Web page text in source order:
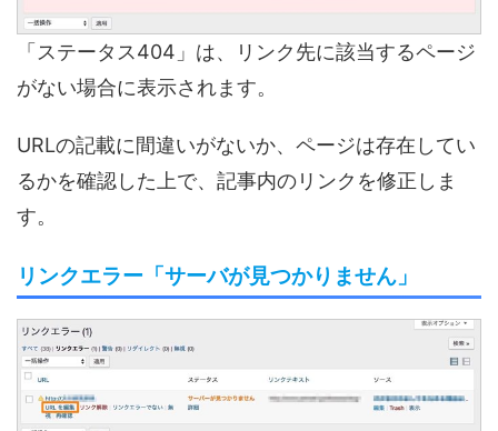
「ステータス404」は、リンク先に該当するページ
がない場合に表示されます。
URLの記載に間違いがないか、ページは存在してい
るかを確認した上で、記事内のリンクを修正しま
す。
リンクエラー「サーバが見つかりません」